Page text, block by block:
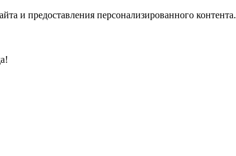
и предоставления персонализированного контента.